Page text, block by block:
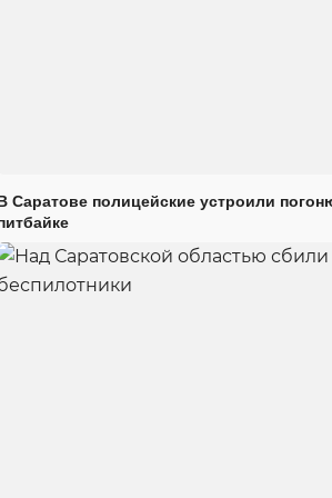
Саратове полицейские устроили